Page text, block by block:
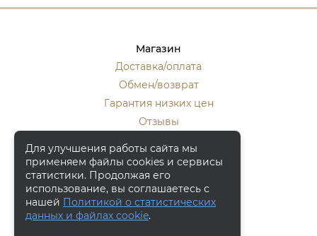
Магазин
Доставка/оплата
Обмен/возврат
Гарантия низких цен
Отзывы
Контакты
Москва, ул. Кулакова 20, к.1.
+7 (916) 133-50-10
Для улучшения работы сайта мы
применяем файлы cookies и сервисы
статистики. Продолжая его
использование, вы соглашаетесь с
нашей Политикой о статистических
данных и файлах cookie.